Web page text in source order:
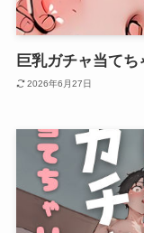
巨乳ガチャ当てち
2026年6月27日